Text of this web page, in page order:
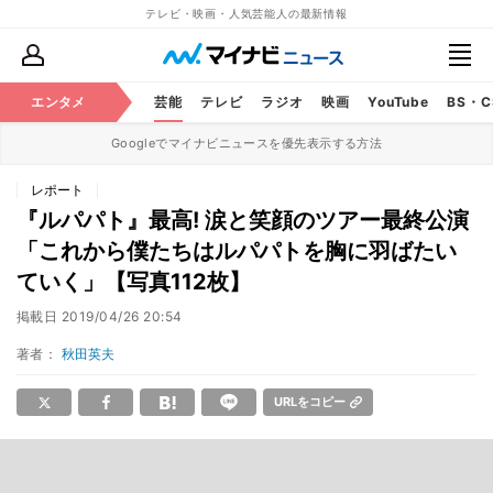
テレビ・映画・人気芸能人の最新情報
エンタメ 芸能 テレビ ラジオ 映画 YouTube BS・
Googleでマイナビニュースを優先表示する方法
レポート
『ルパパト』最高! 涙と笑顔のツアー最終公演
「これから僕たちはルパパトを胸に羽ばたい
ていく」【写真112枚】
掲載日 2019/04/26 20:54
著者： 秋田英夫
URLをコピー